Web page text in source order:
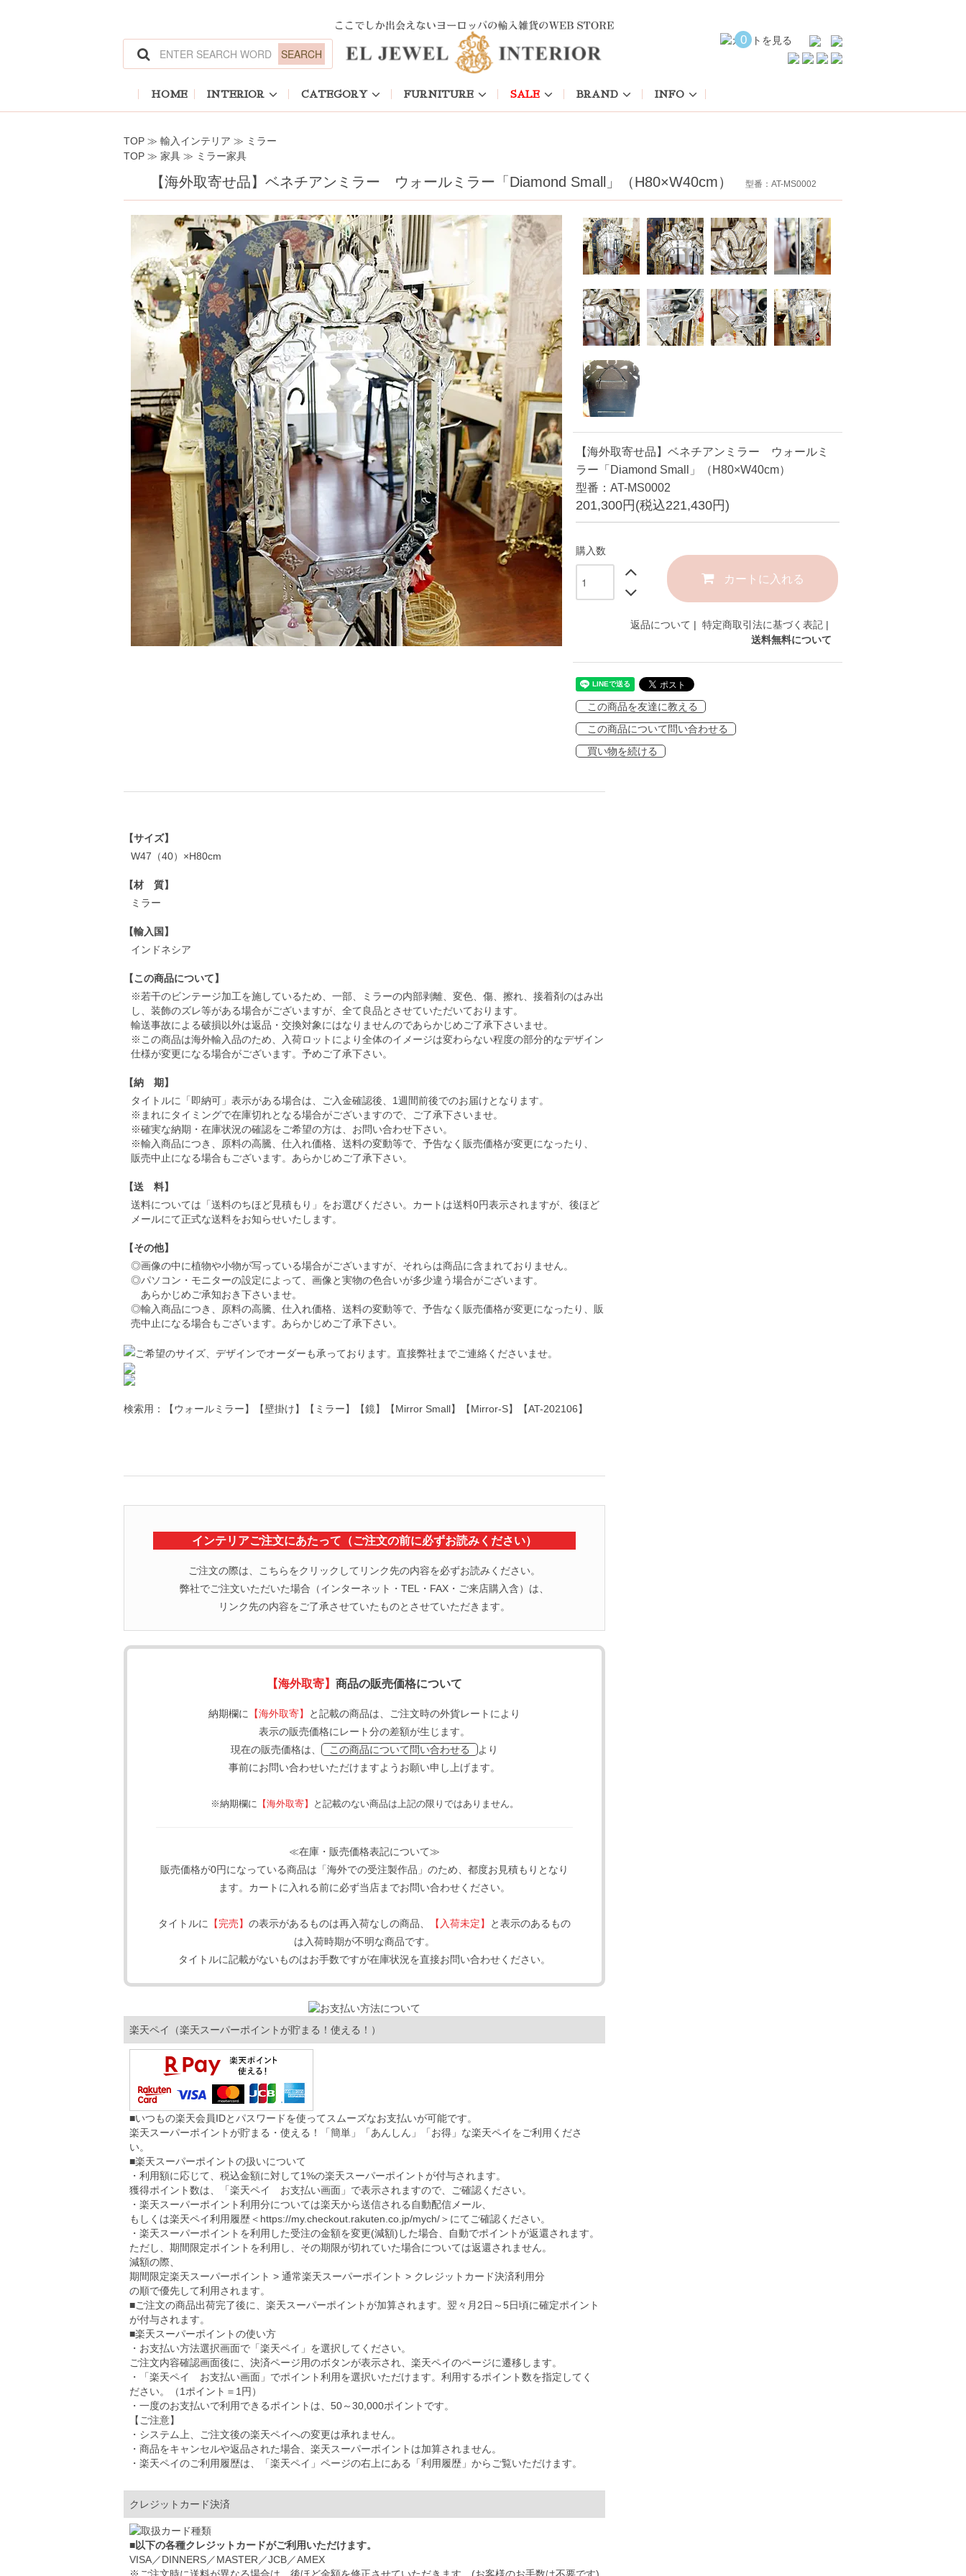
0
HOME INTERIOR CATEGORY FURNITURE SALE BRAND INFO
TOP ≫ 輸入インテリア ≫ ミラー
TOP ≫ 家具 ≫ ミラー家具
【海外取寄せ品】ベネチアンミラー ウォールミラー「Diamond Small」（H80×W40cm） 型番：AT-MS0002
【海外取寄せ品】ベネチアンミラー ウォールミ
ラー「Diamond Small」（H80×W40cm）
型番：AT-MS0002
201,300円(税込221,430円)
購入数
カートに入れる
返品について | 特定商取引法に基づく表記 |
送料無料について
この商品を友達に教える
この商品について問い合わせる
買い物を続ける
【サイズ】
W47（40）×H80cm
【材 質】
ミラー
【輸入国】
インドネシア
【この商品について】
※若干のビンテージ加工を施しているため、一部、ミラーの内部剥離、変色、傷、擦れ、接着剤のはみ出
し、装飾のズレ等がある場合がございますが、全て良品とさせていただいております。
輸送事故による破損以外は返品・交換対象にはなりませんのであらかじめご了承下さいませ。
※この商品は海外輸入品のため、入荷ロットにより全体のイメージは変わらない程度の部分的なデザイン
仕様が変更になる場合がございます。予めご了承下さい。
【納 期】
タイトルに「即納可」表示がある場合は、ご入金確認後、1週間前後でのお届けとなります。
※まれにタイミングで在庫切れとなる場合がございますので、ご了承下さいませ。
※確実な納期・在庫状況の確認をご希望の方は、お問い合わせ下さい。
※輸入商品につき、原料の高騰、仕入れ価格、送料の変動等で、予告なく販売価格が変更になったり、
販売中止になる場合もございます。あらかじめご了承下さい。
【送 料】
送料については「送料のちほど見積もり」をお選びください。カートは送料0円表示されますが、後ほど
メールにて正式な送料をお知らせいたします。
【その他】
◎画像の中に植物や小物が写っている場合がございますが、それらは商品に含まれておりません。
◎パソコン・モニターの設定によって、画像と実物の色合いが多少違う場合がございます。
あらかじめご承知おき下さいませ。
◎輸入商品につき、原料の高騰、仕入れ価格、送料の変動等で、予告なく販売価格が変更になったり、販
売中止になる場合もございます。あらかじめご了承下さい。
検索用：【ウォールミラー】【壁掛け】【ミラー】【鏡】【Mirror Small】【Mirror-S】【AT-202106】
インテリアご注文にあたって（ご注文の前に必ずお読みください）
ご注文の際は、こちらをクリックしてリンク先の内容を必ずお読みください。
弊社でご注文いただいた場合（インターネット・TEL・FAX・ご来店購入含）は、
リンク先の内容をご了承させていたものとさせていただきます。
【海外取寄】 商品の販売価格について
納期欄に 【海外取寄】
と記載の商品は、ご注文時の外貨レートにより
表示の販売価格にレート分の差額が生じます。
現在の販売価格は、
この商品について問い合わせる
より
事前にお問い合わせいただけますようお願い申し上げます。
※納期欄に 【海外取寄】 と記載のない商品は上記の限りではありません。
≪在庫・販売価格表記について≫
販売価格が0円になっている商品は「海外での受注製作品」のため、都度お見積もりとなり
ます。カートに入れる前に必ず当店までお問い合わせください。
タイトルに 【完売】 の表示があるものは再入荷なしの商品、 【入荷未定】
と表示のあるもの
は入荷時期が不明な商品です。
タイトルに記載がないものはお手数ですが在庫状況を直接お問い合わせください。
楽天ペイ（楽天スーパーポイントが貯まる！使える！）
■いつもの楽天会員IDとパスワードを使ってスムーズなお支払いが可能です。
楽天スーパーポイントが貯まる・使える！「簡単」「あんしん」「お得」な楽天ペイをご利用くださ
い。
■楽天スーパーポイントの扱いについて
・利用額に応じて、税込金額に対して1%の楽天スーパーポイントが付与されます。
獲得ポイント数は、「楽天ペイ お支払い画面」で表示されますので、ご確認ください。
・楽天スーパーポイント利用分については楽天から送信される自動配信メール、
もしくは楽天ペイ利用履歴＜ https://my.checkout.rakuten.co.jp/mych/＞にてご確認ください。
・楽天スーパーポイントを利用した受注の金額を変更(減額)した場合、自動でポイントが返還されます。
ただし、期間限定ポイントを利用し、その期限が切れていた場合については返還されません。
減額の際、
期間限定楽天スーパーポイント > 通常楽天スーパーポイント > クレジットカード決済利用分
の順で優先して利用されます。
■ご注文の商品出荷完了後に、楽天スーパーポイントが加算されます。翌々月2日～5日頃に確定ポイント
が付与されます。
■楽天スーパーポイントの使い方
・お支払い方法選択画面で「楽天ペイ」を選択してください。
ご注文内容確認画面後に、決済ページ用のボタンが表示され、楽天ペイのページに遷移します。
・「楽天ペイ お支払い画面」でポイント利用を選択いただけます。利用するポイント数を指定してく
ださい。（1ポイント＝1円）
・一度のお支払いで利用できるポイントは、50～30,000ポイントです。
【ご注意】
・システム上、ご注文後の楽天ペイへの変更は承れません。
・商品をキャンセルや返品された場合、楽天スーパーポイントは加算されません。
・楽天ペイのご利用履歴は、「楽天ペイ」ページの右上にある「利用履歴」からご覧いただけます。
クレジットカード決済
■以下の各種クレジットカードがご利用いただけます。
VISA／DINNERS／MASTER／JCB／AMEX